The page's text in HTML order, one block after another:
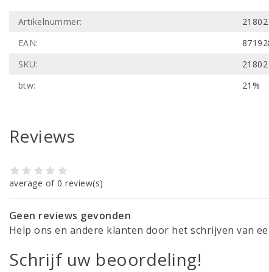
Artikelnummer:
21802
EAN:
SKU:
21802
btw:
21%
Reviews
average of 0 review(s)
Geen reviews gevonden
Help ons en andere klanten door het schrijven van
Schrijf uw beoordeling!